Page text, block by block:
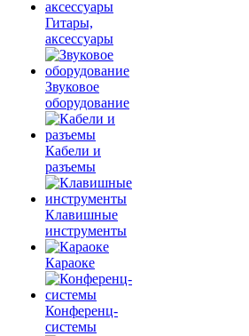
Гитары,
аксессуары
Звуковое
оборудование
Кабели и
разъемы
Клавишные
инструменты
Караоке
Конференц-
системы